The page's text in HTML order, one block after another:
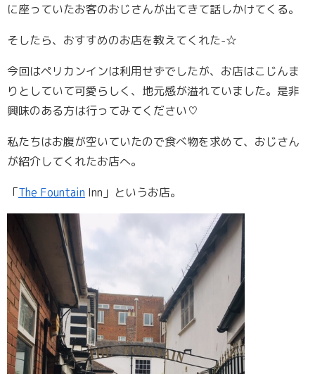
に座っていたお客のおじさんが出てきて話しかけてくる。
そしたら、おすすめのお店を教えてくれた-☆
今回はペリカンインは利用せずでしたが、お店はこじんま
りとしていて可愛らしく、地元感が溢れていました。是非
興味のある方は行ってみてください♡
私たちはお腹が空いていたので食べ物を求めて、おじさん
が紹介してくれたお店へ。
「The Fountain Inn」というお店。